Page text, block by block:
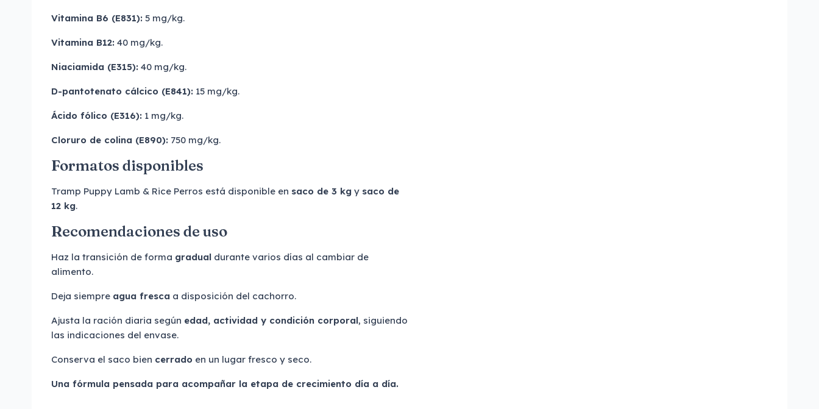
Vitamina B6 (E831): 5 mg/kg.
Vitamina B12: 40 mg/kg.
Niaciamida (E315): 40 mg/kg.
D-pantotenato cálcico (E841): 15 mg/kg.
Ácido fólico (E316): 1 mg/kg.
Cloruro de colina (E890): 750 mg/kg.
Formatos disponibles
Tramp Puppy Lamb & Rice Perros está disponible en saco de 3 kg y saco de
12 kg.
Recomendaciones de uso
Haz la transición de forma gradual durante varios días al cambiar de
alimento.
Deja siempre agua fresca a disposición del cachorro.
Ajusta la ración diaria según edad, actividad y condición corporal, siguiendo
las indicaciones del envase.
Conserva el saco bien cerrado en un lugar fresco y seco.
Una fórmula pensada para acompañar la etapa de crecimiento día a día.